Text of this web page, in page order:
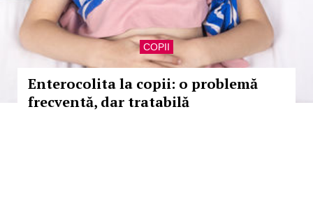
COPII
Enterocolita la copii: o problemă
frecventă, dar tratabilă